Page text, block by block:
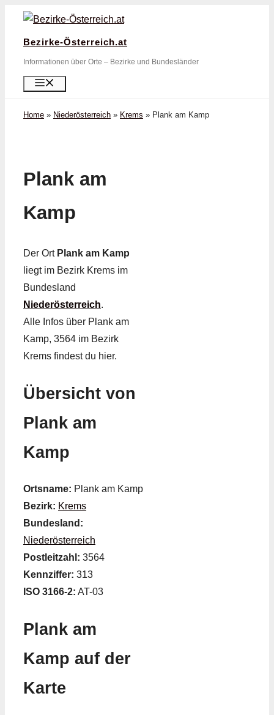
Zum
springen
Bezirke-Österreich.at
Informationen über Orte – Bezirke und Bundesländer
Home » Niederösterreich » Krems » Plank am Kamp
Plank am
Kamp
Der Ort Plank am Kamp
liegt im Bezirk Krems im
Bundesland
Niederösterreich.
Alle Infos über Plank am
Kamp, 3564 im Bezirk
Krems findest du hier.
Übersicht von
Plank am
Kamp
Ortsname: Plank am Kamp
Bezirk: Krems
Bundesland:
Niederösterreich
Postleitzahl: 3564
Kennziffer: 313
ISO 3166-2: AT-03
Plank am
Kamp auf der
Karte